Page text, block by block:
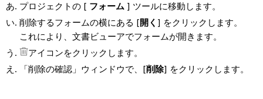
プロジェクトの [ フォーム] ツールに移動します。
削除するフォームの横にある [開く ] をクリックします。
これにより、文書ビューアでフォームが開きます。
アイコンをクリックします。
「削除の確認」ウィンドウで、[削除] をクリックします。